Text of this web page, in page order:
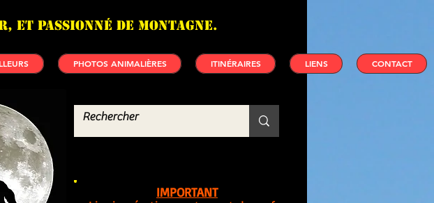
et passionné de montagne.
PHOTOS ANIMALIÈRES ITINÉRAIRES LIENS CONTACT
IMPORTANT